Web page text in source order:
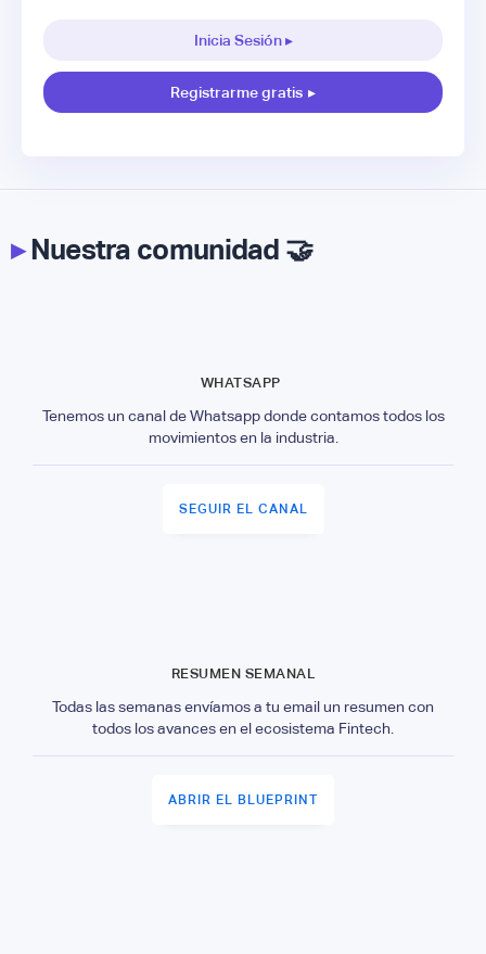
Inicia Sesión ▸
Registrarme gratis ▸
▸Nuestra comunidad 🤝
WHATSAPP
Tenemos un canal de Whatsapp donde contamos todos los
movimientos en la industria.
SEGUIR EL CANAL
RESUMEN SEMANAL
Todas las semanas envíamos a tu email un resumen con
todos los avances en el ecosistema Fintech.
ABRIR EL BLUEPRINT